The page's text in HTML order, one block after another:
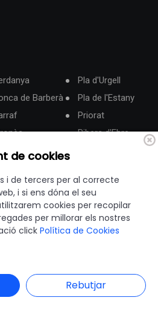
de Barberà
Garrotxa
Garrigues
Pla d'Urgell
Pla de l'Estany
Priorat
Ribera d'Ebre
Segrià
Solsonès
Tarragonès
Vallès Occidental
Vallès Oriental
de cookies
i de tercers per al correcte
i si ens dóna el seu
cookies per recopilar
per millorar els nostres
click Política de Cookies
Rebutjar